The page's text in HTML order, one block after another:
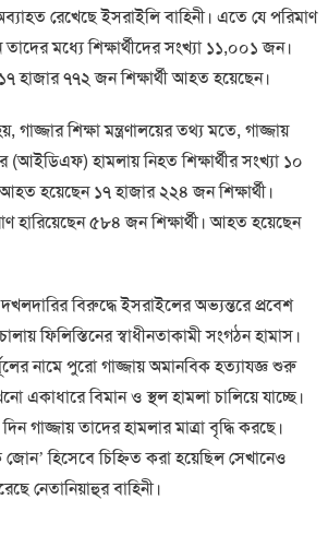
রেখেছে ইসরাইলি বাহিনী। এতে যে পরিমাণ
তাদের মধ্যে শিক্ষার্থীদের সংখ্যা ১১,০০১ জন।
হাজার ৭৭২ জন শিক্ষার্থী আহত হয়েছেন।
শিক্ষা মন্ত্রণালয়ের তথ্য মতে, গাজ্জায়
(আইডিএফ) হামলায় নিহত শিক্ষার্থীর সংখ্যা ১০
হয়েছেন ১৭ হাজার ২২৪ জন শিক্ষার্থী।
হারিয়েছেন ৫৮৪ জন শিক্ষার্থী। আহত হয়েছেন
বিরুদ্ধে ইসরাইলের অভ্যন্তরে প্রবেশ
ফিলিস্তিনের স্বাধীনতাকামী সংগঠন হামাস।
নামে পুরো গাজ্জায় অমানবিক হত্যাযজ্ঞ শুরু
একাধারে বিমান ও স্থল হামলা চালিয়ে যাচ্ছে।
গাজ্জায় তাদের হামলার মাত্রা বৃদ্ধি করছে।
হিসেবে চিহ্নিত করা হয়েছিল সেখানেও
নেতানিয়াহুর বাহিনী।